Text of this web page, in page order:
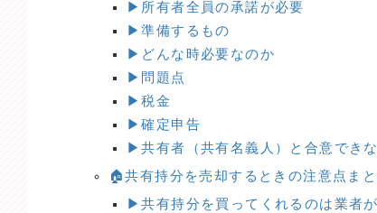
▶所有者全員の承諾が必要
▶準備するもの
▶どんな時必要なのか
▶問題点
▶税金
▶確定申告
▶共有者（共有名義人）と合意でき
🏠共有持分を売却するときの注意点ま
▶共有持分を買ってくれるのは業者